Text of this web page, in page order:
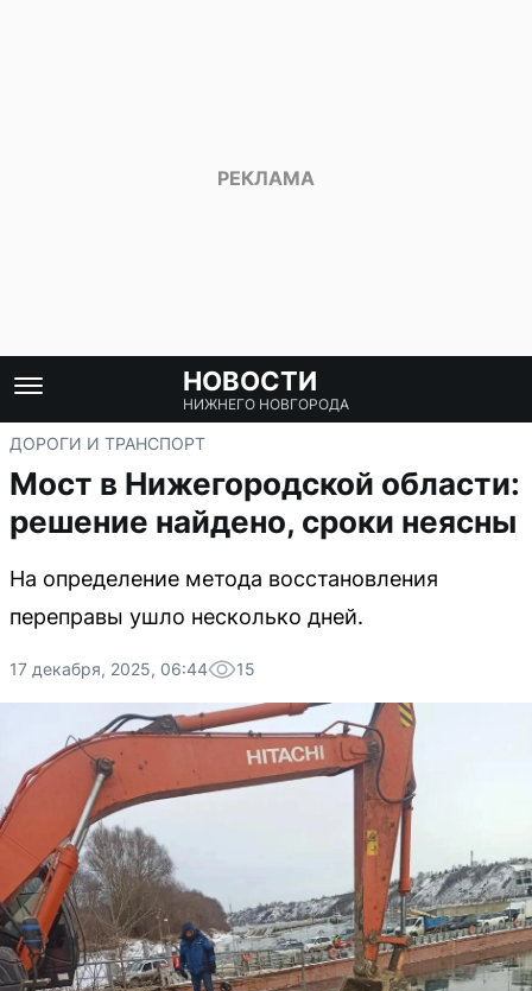
НОВОСТИ
НИЖНЕГО НОВГОРОДА
ДОРОГИ И ТРАНСПОРТ
Мост в Нижегородской области:
решение найдено, сроки неясны
На определение метода восстановления
переправы ушло несколько дней.
17 декабря, 2025, 06:44 15